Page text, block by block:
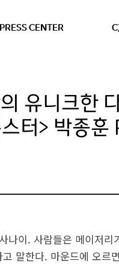
PRESS CENTER
유니크한
터> 박종훈
나이. 사람들은 메이저
말한다. 마운드에 오